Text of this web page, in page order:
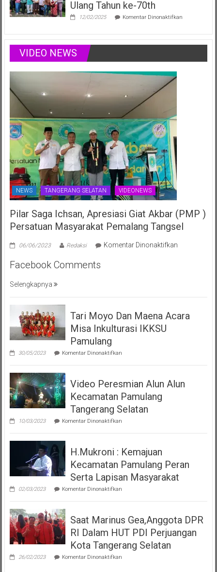
Siap
Harumkan
Ajang
Juli
Ulang Tahun ke-70th
12/02/2025 Komentar Dinonaktifkanpada
Setiono
Rayakan
Tahun
VIDEO NEWS
NEWS TANGERANG SELATAN VIDEONEWS
Pilar Saga Ichsan, Apresiasi Giat Akbar (PMP )
Persatuan Masyarakat Pemalang Tangsel
06/06/2023 Redaksi Komentar Dinonaktifkanpada
Giat
(PMP
Tangsel
Facebook Comments
Selengkapnya
Tari Moyo Dan Maena Acara
Misa Inkulturasi IKKSU
Pamulang
30/05/2023 Komentar Dinonaktifkanpada
Moyo
Maena
Misa
Inkulturasi
IKKSU
Pamulang
Video Peresmian Alun Alun
Kecamatan Pamulang
Tangerang Selatan
10/03/2023 Komentar Dinonaktifkanpada
Peresmian
Alun
Kecamatan
Pamulang
Tangerang
Selatan
H.Mukroni : Kemajuan
Kecamatan Pamulang Peran
Serta Lapisan Masyarakat
02/03/2023 Komentar Dinonaktifkanpada
:
Kecamatan
Pamulang
Peran
Lapisan
Masyarakat
Saat Marinus Gea,Anggota DPR
RI Dalam HUT PDI Perjuangan
Kota Tangerang Selatan
26/02/2023 Komentar Dinonaktifkanpada